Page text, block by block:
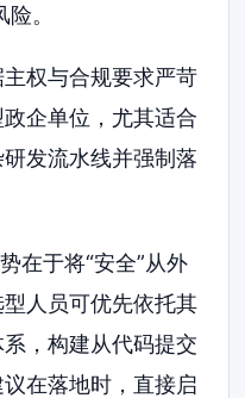
。
主权与合规要求严苛
企单位，尤其适合
发流水线并强制落
在于将“安全”从外
人员可优先依托其
，构建从代码提交
在落地时，直接启